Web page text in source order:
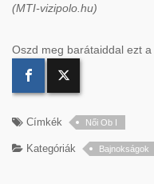
(MTI-vizipolo.hu)
Oszd meg barátaiddal ezt a
Címkék Női Ob I
Kategóriák Bajnokságok